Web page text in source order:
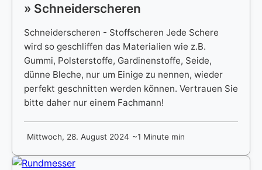
» Schneiderscheren
Schneiderscheren - Stoffscheren Jede Schere
wird so geschliffen das Materialien wie z.B.
Gummi, Polsterstoffe, Gardinenstoffe, Seide,
dünne Bleche, nur um Einige zu nennen, wieder
perfekt geschnitten werden können. Vertrauen Sie
bitte daher nur einem Fachmann!
Mittwoch, 28. August 2024 ~1 Minute min